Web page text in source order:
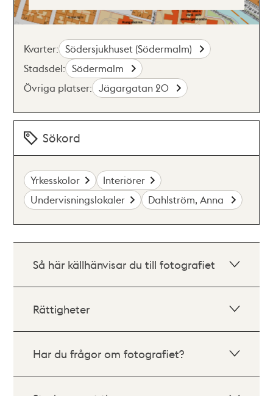
Kvarter: Södersjukhuset (Södermalm)
Stadsdel: Södermalm
Övriga platser: Jägargatan 20
Sökord
Yrkesskolor
Interiörer
Undervisningslokaler
Dahlström, Anna
Så här källhänvisar du till fotografiet
Rättigheter
Har du frågor om fotografiet?